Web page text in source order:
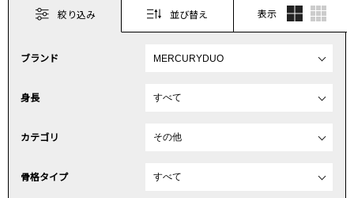
絞り込み 並び替え 表示
ブランド
身長
カテゴリ
骨格タイプ